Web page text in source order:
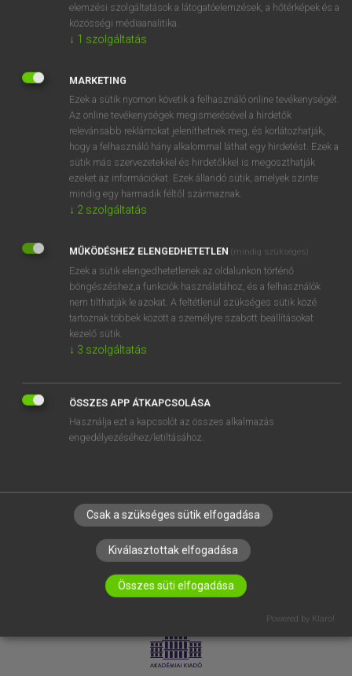
OOOOPS!
SZOTAR.NET APPLIKÁCIÓ
MICROSOFT OFFICE BŐVÍTMÉNY
BEÉPÜLŐ SZÓTÁRMODUL
ONLINE NYELVVIZSGA
EGYÉNI FELHASZNÁLÓKNAK
TANULÓKNAK
OKTATÁSI INTÉZMÉNYEKNEK
VÁLLALATI MEGOLDÁSOK
RÓLUNK
ELÉRHETŐSÉG
SÜTI BEÁLLÍTÁSOK
LICENCSZERZŐDÉS ADATVÉDELEM
elemzési szolgáltatások a látogatóelemzések, a hőtérképek és a
közösségi médiaanalitika.
↓ 1 szolgáltatás
MARKETING
Ezek a sütik nyomon követik a felhasználó online tevékenységét.
Az online tevékenységek megismerésével a hirdetők
relevánsabb reklámokat jeleníthetnek meg, és korlátozhatják,
hogy a felhasználó hány alkalommal láthat egy hirdetést. Ezek a
sütik más szervezetekkel és hirdetőkkel is megoszthatják
ezeket az információkat. Ezek állandó sütik, amelyek szinte
mindig egy harmadik féltől származnak.
↓ 2 szolgáltatás
MŰKÖDÉSHEZ ELENGEDHETETLEN (mindig szükséges)
Ezek a sütik elengedhetetlenek az oldalunkon történő
böngészéshez,a funkciók használatához, és a felhasználók
nem tilthatják le azokat. A feltétlenül szükséges sütik közé
tartoznak többek között a személyre szabott beállításokat
kezelő sütik.
↓ 3 szolgáltatás
ÖSSZES APP ÁTKAPCSOLÁSA
Használja ezt a kapcsolót az összes alkalmazás
engedélyezéséhez/letiltásához.
Csak a szükséges sütik elfogadása
Kiválasztottak elfogadása
Összes süti elfogadása
Powered by Klaro!